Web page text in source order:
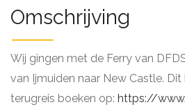
Omschrijving
Wij gingen met de Ferry van
van Ijmuiden naar New Castle.
terugreis boeken op: https://